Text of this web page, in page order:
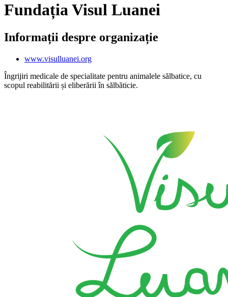
Fundația Visul Luanei
Informații despre organizație
www.visulluanei.org
Îngrijiri medicale de specialitate pentru animalele sălbatice, cu
scopul reabilitării și eliberării în sălbăticie.